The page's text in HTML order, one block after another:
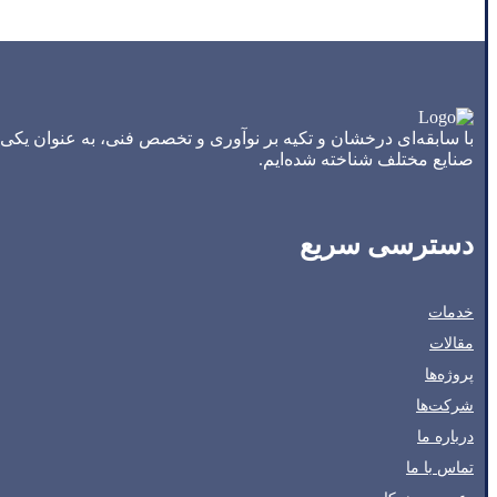
با سابقه‌ای درخشان و تکیه بر نوآوری و تخصص فنی، به عنوان
صنایع مختلف شناخته شده‌ایم.
دسترسی سریع
خدمات
مقالات
پروژه‌ها
شرکت‌ها
درباره ما
تماس با ما